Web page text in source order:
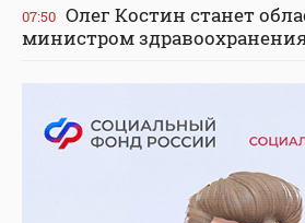
07:50 Олег Костин станет
министром